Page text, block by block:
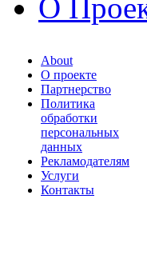
О
About
О проекте
Партнерство
Политика
обработки
персональных
данных
Рекламодателям
Услуги
Контакты